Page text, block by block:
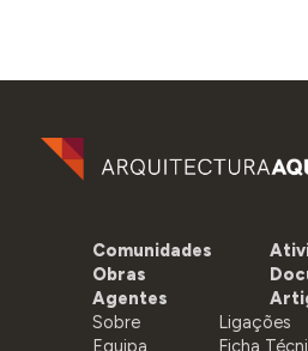
Comunidades
Obras
Agentes
Sobre
Equipa
Ligações
Ficha